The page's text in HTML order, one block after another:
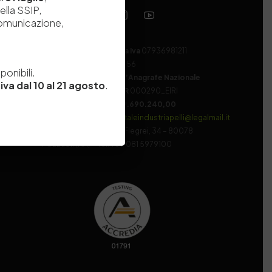
Codice fiscale e Partita Iva 07936981211
Codice di iscrizione all’Anagrafe Nazionale
delle Ricerche del MIUR
000290_EIRI
9.690.240,00
stazionesperimentaleindustriapelli@legalmail.it
Via Campi Flegrei, 34 – 80078
Pozzuoli (NA) – Tel. +39 081 5979100
SSIP,
dal 10 al 21 agosto.